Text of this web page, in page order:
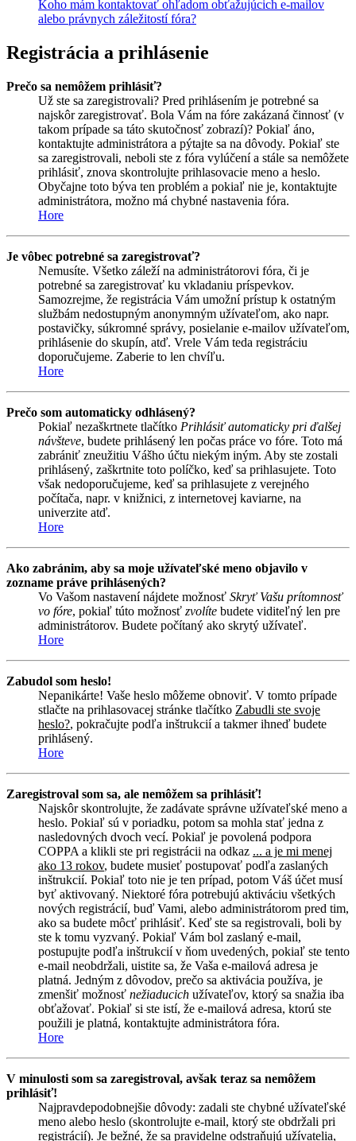
Koho mám kontaktovať ohľadom obťažujúcich e-mailov
alebo právnych záležitostí fóra?
Registrácia a prihlásenie
Prečo sa nemôžem prihlásiť?
Už ste sa zaregistrovali? Pred prihlásením je potrebné sa
najskôr zaregistrovať. Bola Vám na fóre zakázaná činnosť (v
takom prípade sa táto skutočnosť zobrazí)? Pokiaľ áno,
kontaktujte administrátora a pýtajte sa na dôvody. Pokiaľ ste
sa zaregistrovali, neboli ste z fóra vylúčení a stále sa nemôžete
prihlásiť, znova skontrolujte prihlasovacie meno a heslo.
Obyčajne toto býva ten problém a pokiaľ nie je, kontaktujte
administrátora, možno má chybné nastavenia fóra.
Hore
Je vôbec potrebné sa zaregistrovať?
Nemusíte. Všetko záleží na administrátorovi fóra, či je
potrebné sa zaregistrovať ku vkladaniu príspevkov.
Samozrejme, že registrácia Vám umožní prístup k ostatným
službám nedostupným anonymným užívateľom, ako napr.
postavičky, súkromné správy, posielanie e-mailov užívateľom,
prihlásenie do skupín, atď. Vrele Vám teda registráciu
doporučujeme. Zaberie to len chvíľu.
Hore
Prečo som automaticky odhlásený?
Pokiaľ nezaškrtnete tlačítko Prihlásiť automaticky pri ďalšej
návšteve, budete prihlásený len počas práce vo fóre. Toto má
zabrániť zneužitiu Vášho účtu niekým iným. Aby ste zostali
prihlásený, zaškrtnite toto políčko, keď sa prihlasujete. Toto
však nedoporučujeme, keď sa prihlasujete z verejného
počítača, napr. v knižnici, z internetovej kaviarne, na
univerzite atď.
Hore
Ako zabránim, aby sa moje užívateľské meno objavilo v
zozname práve prihlásených?
Vo Vašom nastavení nájdete možnosť Skryť Vašu prítomnosť
vo fóre, pokiaľ túto možnosť zvolíte budete viditeľný len pre
administrátorov. Budete počítaný ako skrytý užívateľ.
Hore
Zabudol som heslo!
Nepanikárte! Vaše heslo môžeme obnoviť. V tomto prípade
stlačte na prihlasovacej stránke tlačítko Zabudli ste svoje
heslo?, pokračujte podľa inštrukcií a takmer ihneď budete
prihlásený.
Hore
Zaregistroval som sa, ale nemôžem sa prihlásiť!
Najskôr skontrolujte, že zadávate správne užívateľské meno a
heslo. Pokiaľ sú v poriadku, potom sa mohla stať jedna z
nasledovných dvoch vecí. Pokiaľ je povolená podpora
COPPA a klikli ste pri registrácii na odkaz ... a je mi menej
ako 13 rokov, budete musieť postupovať podľa zaslaných
inštrukcií. Pokiaľ toto nie je ten prípad, potom Váš účet musí
byť aktivovaný. Niektoré fóra potrebujú aktiváciu všetkých
nových registrácií, buď Vami, alebo administrátorom pred tim,
ako sa budete môcť prihlásiť. Keď ste sa registrovali, boli by
ste k tomu vyzvaný. Pokiaľ Vám bol zaslaný e-mail,
postupujte podľa inštrukcií v ňom uvedených, pokiaľ ste tento
e-mail neobdržali, uistite sa, že Vaša e-mailová adresa je
platná. Jedným z dôvodov, prečo sa aktivácia používa, je
zmenšiť možnosť nežiaducich užívateľov, ktorý sa snažia iba
obťažovať. Pokiaľ si ste istí, že e-mailová adresa, ktorú ste
použili je platná, kontaktujte administrátora fóra.
Hore
V minulosti som sa zaregistroval, avšak teraz sa nemôžem
prihlásiť!
Najpravdepodobnejšie dôvody: zadali ste chybné užívateľské
meno alebo heslo (skontrolujte e-mail, ktorý ste obdržali pri
registrácií). Je bežné, že sa pravidelne odstraňujú užívatelia,